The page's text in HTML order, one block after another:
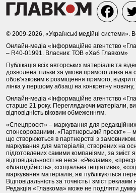
© 2009-2026, «Українські медійні системи».
Онлайн-медіа «Інформаційне агентство
– R40-01991. Власник: ТОВ «Хаб Главком»
Публікація всіх авторських матеріалів та
дозволена тільки за умови прямого лінка на
обов’язковим є розміщення прямого,
лінка у першому абзаці на конкретну новину,
Онлайн-медіа «Інформаційне агентство
старше 21 року. Переглядаючи матеріали,
відповідність віковим обмеженням.
«Спецпроєкт» – маркування для редакційних
спонсорованими. «Партнерський проєкт» –
що створюються в партнерстві з
маркування для матеріалів, створених на
підготовлених самими компаніями, за зміст
відповідальності не несе. «Реклама»,
«благодійність», «соціальна ініціатива»,
маркування матеріалів, які публікуються
Відповідальність за точність і зміст
Редакція «Главкома» може не поділяти